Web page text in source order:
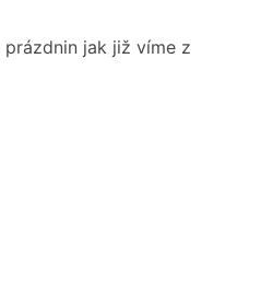
jak již víme z